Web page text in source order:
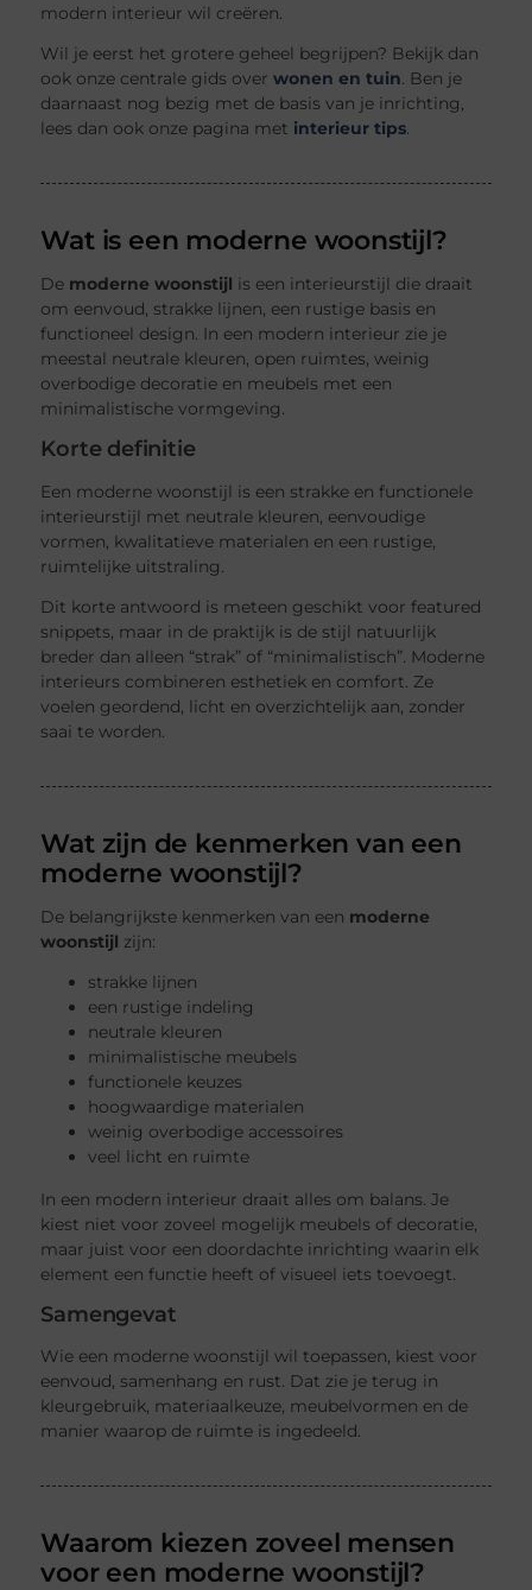
modern interieur wil creëren.
Wil je eerst het grotere geheel begrijpen? Bekijk dan
ook onze centrale gids overwonen en tuin. Ben je
daarnaast nog bezig met de basis van je inrichting,
lees dan ook onze pagina met interieur tips.
Wat is een moderne woonstijl?
De moderne woonstijl is een interieurstijl die draait
om eenvoud, strakke lijnen, een rustige basis en
functioneel design. In een modern interieur zie je
meestal neutrale kleuren, open ruimtes, weinig
overbodige decoratie en meubels met een
minimalistische vormgeving.
Korte definitie
Een moderne woonstijl is een strakke en functionele
interieurstijl met neutrale kleuren, eenvoudige
vormen, kwalitatieve materialen en een rustige,
ruimtelijke uitstraling.
Dit korte antwoord is meteen geschikt voor featured
snippets, maar in de praktijk is de stijl natuurlijk
breder dan alleen “strak” of “minimalistisch”. Moderne
interieurs combineren esthetiek en comfort. Ze
voelen geordend, licht en overzichtelijk aan, zonder
saai te worden.
Wat zijn de kenmerken van een
moderne woonstijl?
De belangrijkste kenmerken van een moderne
woonstijl zijn:
strakke lijnen
een rustige indeling
neutrale kleuren
minimalistische meubels
functionele keuzes
hoogwaardige materialen
weinig overbodige accessoires
veel licht en ruimte
In een modern interieur draait alles om balans. Je
kiest niet voor zoveel mogelijk meubels of decoratie,
maar juist voor een doordachte inrichting waarin elk
element een functie heeft of visueel iets toevoegt.
Samengevat
Wie een moderne woonstijl wil toepassen, kiest voor
eenvoud, samenhang en rust. Dat zie je terug in
kleurgebruik, materiaalkeuze, meubelvormen en de
manier waarop de ruimte is ingedeeld.
Waarom kiezen zoveel mensen
voor een moderne woonstijl?